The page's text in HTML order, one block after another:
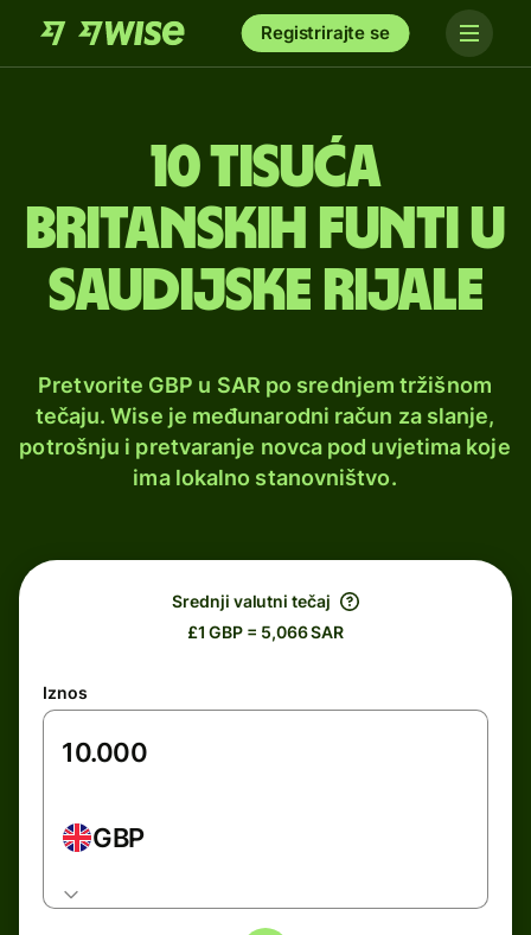
Registrirajte se
10 tisuća
britanskih funti u
saudijske rijale
Pretvorite GBP u SAR po srednjem tržišnom
tečaju. Wise je međunarodni račun za slanje,
potrošnju i pretvaranje novca pod uvjetima koje
ima lokalno stanovništvo.
Srednji valutni tečaj
£1 GBP = 5,066 SAR
Iznos
GBP